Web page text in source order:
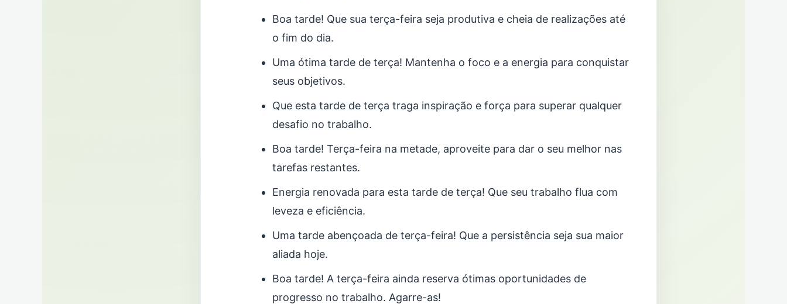
Boa tarde! Que sua terça-feira seja produtiva e cheia de realizações até
o fim do dia.
Uma ótima tarde de terça! Mantenha o foco e a energia para conquistar
seus objetivos.
Que esta tarde de terça traga inspiração e força para superar qualquer
desafio no trabalho.
Boa tarde! Terça-feira na metade, aproveite para dar o seu melhor nas
tarefas restantes.
Energia renovada para esta tarde de terça! Que seu trabalho flua com
leveza e eficiência.
Uma tarde abençoada de terça-feira! Que a persistência seja sua maior
aliada hoje.
Boa tarde! A terça-feira ainda reserva ótimas oportunidades de
progresso no trabalho. Agarre-as!